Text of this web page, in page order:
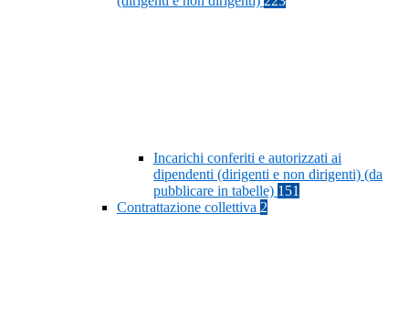
Incarichi conferiti e autorizzati ai
dipendenti (dirigenti e non dirigenti) (da
pubblicare in tabelle) 151
Contrattazione collettiva 2